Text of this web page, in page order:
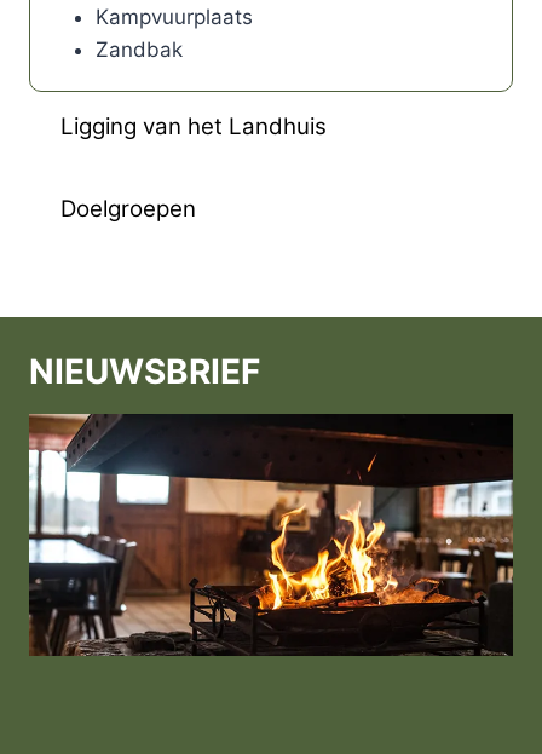
Kampvuurplaats
Zandbak
Ligging van het Landhuis
Doelgroepen
NIEUWSBRIEF